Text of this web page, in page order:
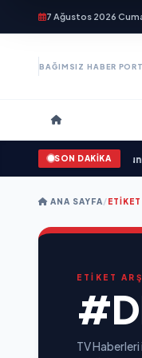
7 Ağustos 2026
BAĞIMSIZ HABER
SON DAKİKA
Açıkladı ve
ANA SAYFA/
ETİKET
TV